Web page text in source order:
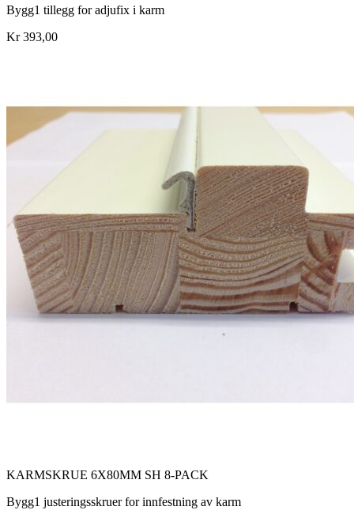
Bygg1 tillegg for adjufix i karm
Kr 393,00
KARMSKRUE 6X80MM SH 8-PACK
Bygg1 justeringsskruer for innfestning av karm